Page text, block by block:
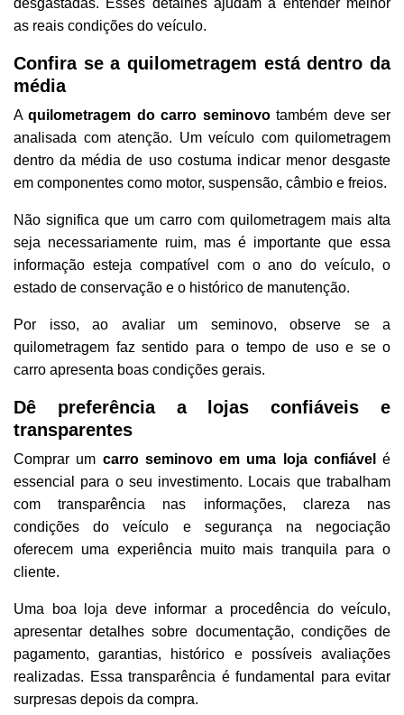
desgastadas. Esses detalhes ajudam a entender melhor
as reais condições do veículo.
Confira se a quilometragem está dentro da
média
Aquilometragem do carro seminovotambém deve ser
analisada com atenção. Um veículo com quilometragem
dentro da média de uso costuma indicar menor desgaste
em componentes como motor, suspensão, câmbio e freios.
Não significa que um carro com quilometragem mais alta
seja necessariamente ruim, mas é importante que essa
informação esteja compatível com o ano do veículo, o
estado de conservação e o histórico de manutenção.
Por isso, ao avaliar um seminovo, observe se a
quilometragem faz sentido para o tempo de uso e se o
carro apresenta boas condições gerais.
Dê preferência a lojas confiáveis e
transparentes
Comprar um carro seminovo em uma loja confiável
é
essencial para o seu investimento. Locais que trabalham
com transparência nas informações, clareza nas
condições do veículo e segurança na negociação
oferecem uma experiência muito mais tranquila para o
cliente.
Uma boa loja deve informar a procedência do veículo,
apresentar detalhes sobre documentação, condições de
pagamento, garantias, histórico e possíveis avaliações
realizadas. Essa transparência é fundamental para evitar
surpresas depois da compra.